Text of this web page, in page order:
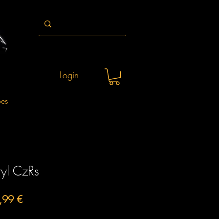
Login
CzRs
€Preço